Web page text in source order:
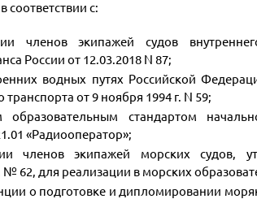
с:
членов экипажей судов
России от 12.03.2018 N 87;
водных путях Российской
от 9 ноября 1994 г. N 59;
стандартом
«Радиооператор»;
членов экипажей морских судов,
№ 62, для реализации в морских
о подготовке и дипломировании